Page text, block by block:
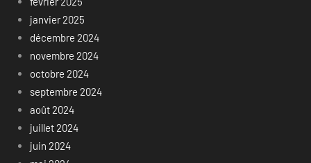
janvier 2025
décembre 2024
novembre 2024
octobre 2024
septembre 2024
août 2024
juillet 2024
juin 2024